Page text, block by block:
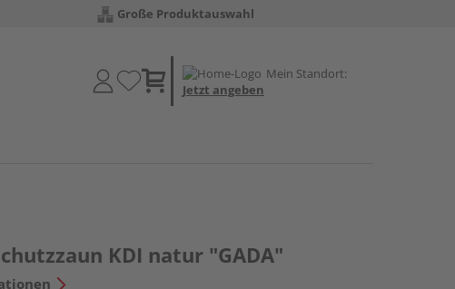
Große Produktauswahl
Mein Standort:
Jetzt angeben
KDI natur "GADA"